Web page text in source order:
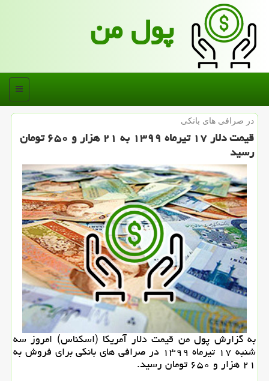
پول من
منو
در صرافی های بانكی
قیمت دلار ۱۷ تیرماه ۱۳۹۹ به ۲۱ هزار و ۶۵۰ تومان
رسید
به گزارش پول من قیمت دلار آمریكا (اسكناس) امروز سه
شنبه ۱۷ تیرماه ۱۳۹۹ در صرافی های بانكی برای فروش به
۲۱ هزار و ۶۵۰ تومان رسید.